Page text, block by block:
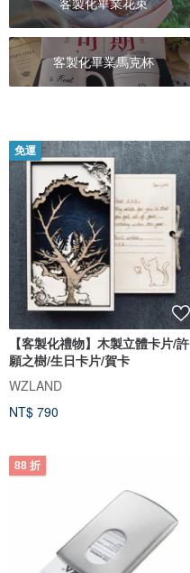
客製化畢業馬克杯
免運
【客製化禮物】木製立體卡片/許
願之樹/生日卡片/賀卡
WZLAND
NT$ 790
88 折